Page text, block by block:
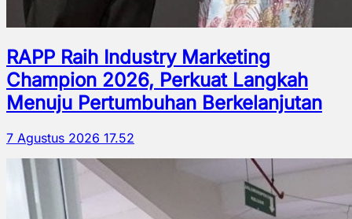
RAPP Raih Industry Marketing
Champion 2026, Perkuat Langkah
Menuju Pertumbuhan Berkelanjutan
7 Agustus 2026 17.52